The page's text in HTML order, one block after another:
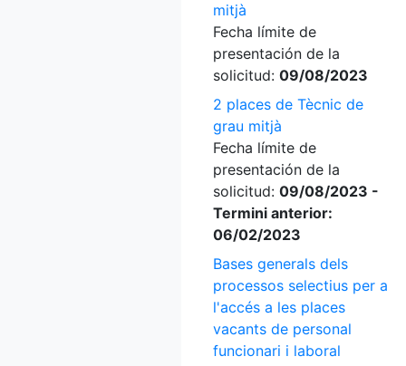
mitjà
Fecha límite de
presentación de la
solicitud: 09/08/2023
2 places de Tècnic de
grau mitjà
Fecha límite de
presentación de la
solicitud: 09/08/2023 -
Termini anterior:
06/02/2023
Bases generals dels
processos selectius per a
l'accés a les places
vacants de personal
funcionari i laboral